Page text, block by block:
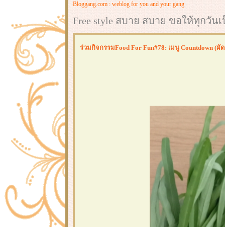
Bloggang.com : weblog for you and your gang
Free style สบาย สบาย ขอให้ทุกวั
ร่วมกิจกรรมFood For Fun#78: เมนู Countdown (